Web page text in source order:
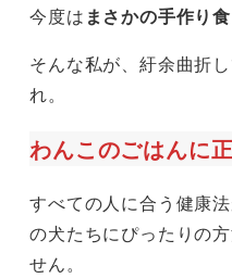
今度は まさかの手作り
そんな私が、紆余曲折
れ。
わんこのごはんに
すべての人に合う健康
の犬たちにぴったりの
せん。